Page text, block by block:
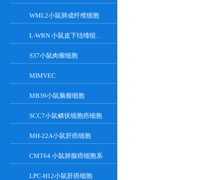
WML2小鼠肺成纤维细胞
L-WRN 小鼠皮下结缔组织细胞系
S37小鼠肉瘤细胞
MIMVEC
MB39小鼠脑瘤细胞
SCC7小鼠鳞状细胞癌细胞
MH-22A小鼠肝癌细胞
CMT64 小鼠肺腺癌细胞系
LPC-H12小鼠肝癌细胞